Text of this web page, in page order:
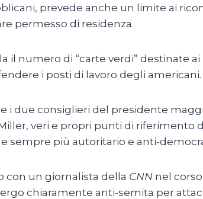
prevede anche un limite ai
permesso di residenza.
il numero di “carte verdi” destinate
i posti di lavoro degli americani.
i due consiglieri del presidente
veri e propri punti di riferimento
sempre più autoritario e anti-
con un giornalista della CNN nel
chiaramente anti-semita per